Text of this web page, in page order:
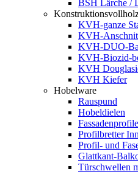
BSH Lärche /
KVH-ganze
KVH-
KVH-DUO-
KVH-Biozid-
KVH
KVH Kiefer
Hobelware
Rauspund
Hobeldielen
Fassadenprofile
Profilbretter
Profil- und
Glattkant-
Türschwellen